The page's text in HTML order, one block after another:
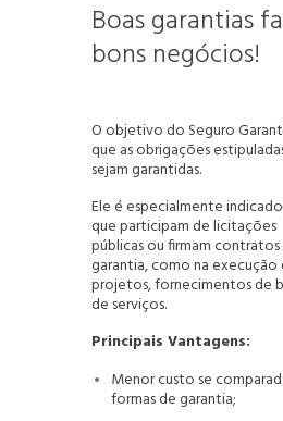
Boas garantias
bons negócios!
O objetivo do Seguro
que as obrigações
sejam garantidas.
Ele é especialmente
que participam de licitações
públicas ou firmam
garantia, como na execução
projetos, fornecimentos de
de serviços.
Principais Vantagens:
Menor custo se
formas de garantia;